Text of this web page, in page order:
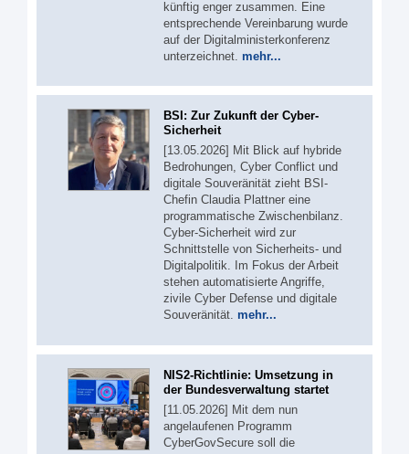
künftig enger zusammen. Eine
entsprechende Vereinbarung wurde
auf der Digitalministerkonferenz
unterzeichnet. mehr...
BSI: Zur Zukunft der Cyber-
Sicherheit
[13.05.2026] Mit Blick auf hybride
Bedrohungen, Cyber Conflict und
digitale Souveränität zieht BSI-
Chefin Claudia Plattner eine
programmatische Zwischenbilanz.
Cyber-Sicherheit wird zur
Schnittstelle von Sicherheits- und
Digitalpolitik. Im Fokus der Arbeit
stehen automatisierte Angriffe,
zivile Cyber Defense und digitale
Souveränität. mehr...
NIS2-Richtlinie: Umsetzung in
der Bundesverwaltung startet
[11.05.2026] Mit dem nun
angelaufenen Programm
CyberGovSecure soll die